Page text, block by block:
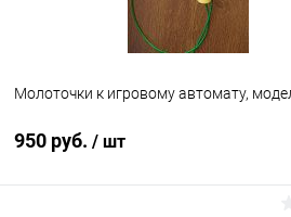
Молоточки к игровому автомату,
950 руб. / шт